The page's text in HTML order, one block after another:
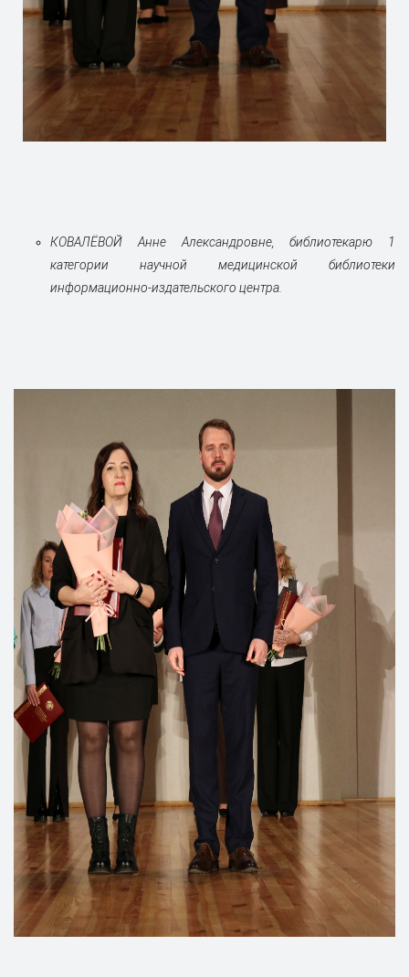
КОВАЛЁВОЙ Анне Александровне, библиотекарю 1
категории научной медицинской библиотеки
информационно-издательского центра.